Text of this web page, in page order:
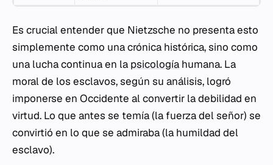
Es crucial entender que Nietzsche no presenta esto
simplemente como una crónica histórica, sino como
una lucha continua en la psicología humana. La
moral de los esclavos, según su análisis, logró
imponerse en Occidente al convertir la debilidad en
virtud. Lo que antes se temía (la fuerza del señor) se
convirtió en lo que se admiraba (la humildad del
esclavo).